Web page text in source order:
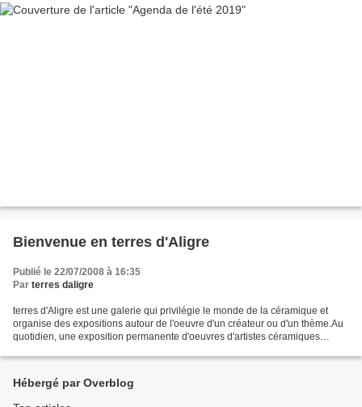
Bienvenue en terres d'Aligre
Publié le 22/07/2008 à 16:35
Par terres daligre
terres d'Aligre est une galerie qui privilégie le monde de la céramique et
organise des expositions autour de l'oeuvre d'un créateur ou d'un thème.Au
quotidien, une exposition permanente d'oeuvres d'artistes céramiques
Hébergé par Overblog